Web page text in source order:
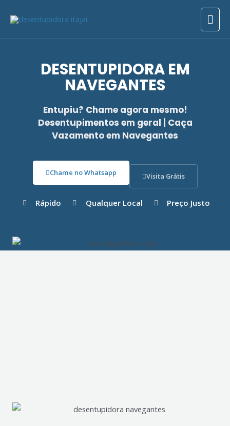
para
DESENTUPIDORA EM
NAVEGANTES
Entupiu? Chame agora mesmo!
Desentupimentos em geral | Caça
Vazamento em Navegantes
Chame no Whatsapp Visita Grátis
Rápido Qualquer Local Preço Justo